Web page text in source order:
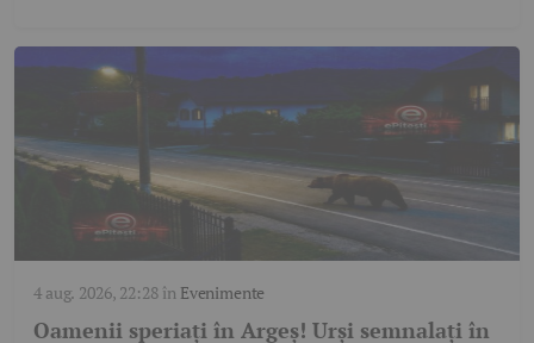
4 aug. 2026, 22:28în Evenimente
Oamenii speriați în Argeș! Urși semnalați în